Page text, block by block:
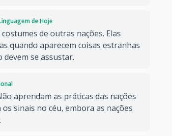
de Hoje
de outras nações. Elas
quando aparecem coisas estranhas
devem se assustar.
aprendam as práticas das nações
sinais no céu, embora as nações